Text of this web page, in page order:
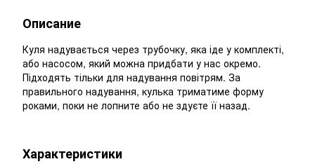
Описание
Куля надувається через трубочку, яка іде у комплекті,
або насосом, який можна придбати у нас окремо.
Підходять тільки для надування повітрям. За
правильного надування, кулька триматиме форму
роками, поки не лопните або не здуєте її назад.
Характеристики